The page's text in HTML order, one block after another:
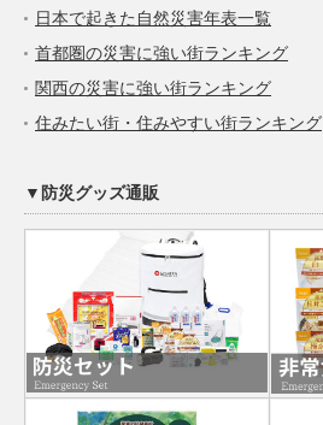
日本で起きた自然災害年表一覧
首都圏の災害に強い街ランキング
関西の災害に強い街ランキング
住みたい街・住みやすい街ランキング
▼防災グッズ通販